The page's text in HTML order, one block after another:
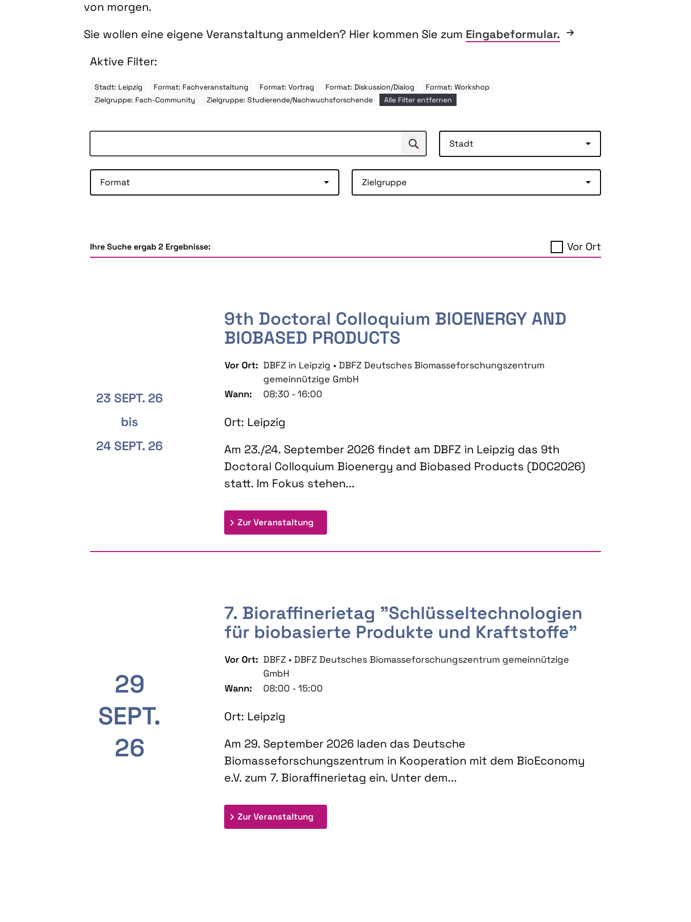
von morgen.
Sie wollen eine eigene Veranstaltung anmelden? Hier kommen Sie zum Eingabeformular.
Aktive Filter:
Stadt: Leipzig Format: Fachveranstaltung Format: Vortrag Format: Diskussion/Dialog
Format: Workshop
Zielgruppe: Fach-Community
Zielgruppe: Studierende/Nachwuchsforschende Alle Filter entfernen
Suchen Stadt
Format Zielgruppe
Ihre Suche ergab 2 Ergebnisse: Vor Ort
23 SEPT. 26
bis
24 SEPT. 26
9th Doctoral Colloquium BIOENERGY AND
BIOBASED PRODUCTS
Vor Ort: DBFZ in Leipzig • DBFZ Deutsches Biomasseforschungszentrum
gemeinnützige GmbH
Wann:
08:30 - 16:00
Ort: Leipzig
Am 23./24. September 2026 findet am DBFZ in Leipzig das 9th
Doctoral Colloquium Bioenergy and Biobased Products (DOC2026)
statt. Im Fokus stehen...
Zur Veranstaltung: 9th Doctoral Colloquium BIOENERGY AND BIOBASED PRODUCTS
29
SEPT.
26
7. Bioraffinerietag "Schlüsseltechnologien
für biobasierte Produkte und Kraftstoffe"
Vor Ort: DBFZ • DBFZ Deutsches Biomasseforschungszentrum gemeinnützige
GmbH
Wann:
08:00 - 15:00
Ort: Leipzig
Am 29. September 2026 laden das Deutsche
Biomasseforschungszentrum in Kooperation mit dem BioEconomy
e.V. zum 7. Bioraffinerietag ein. Unter dem...
Zur Veranstaltung: 7. Bioraffinerietag "Schlüsseltechnologien für biobasierte Produkte und Kraftstoffe"